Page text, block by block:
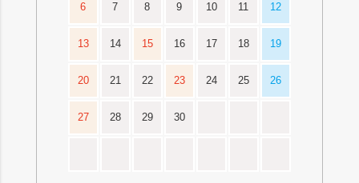
6 7 8 9 10 11 12
13 14 15 16 17 18 19
20 21 22 23 24 25 26
27 28 29 30